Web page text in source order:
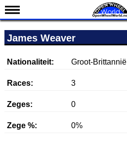
Nieuws
Kalender
Uitslagen
Teams
IndyCar 101
James Weaver
Nationaliteit: Groot-Brittannië
Races: 3
Zeges: 0
Zege %: 0%